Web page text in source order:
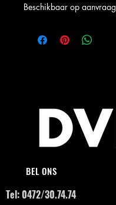
Beschikbaar op aanvraag
BEL ONS
Tel: 0472/30.74.74